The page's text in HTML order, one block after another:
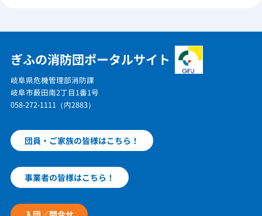
ぎふの消防団ポータルサイト
岐阜県危機管理部消防課
岐阜市薮田南2丁目1番1号
058-272-1111（内2883）
団員・ご家族の皆様はこちら！
事業者の皆様はこちら！